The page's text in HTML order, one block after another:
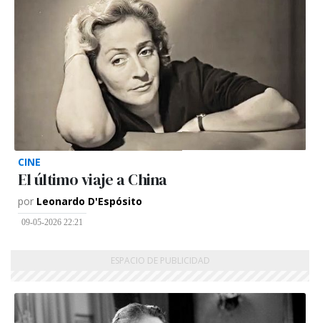
CINE
El último viaje a China
por Leonardo D'Espósito
09-05-2026 22:21